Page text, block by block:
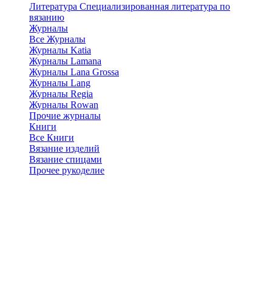
Литература Специализированная литература по
вязанию
Журналы
Все Журналы
Журналы Katia
Журналы Lamana
Журналы Lana Grossa
Журналы Lang
Журналы Regia
Журналы Rowan
Прочие журналы
Книги
Все Книги
Вязание изделий
Вязание спицами
Прочее рукоделие